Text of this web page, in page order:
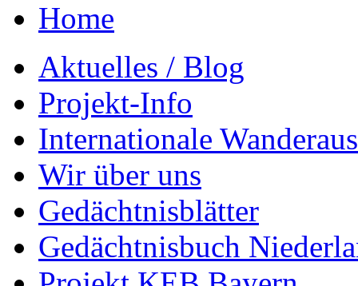
Home
Aktuelles / Blog
Projekt-Info
Internationale
Wir über uns
Gedächtnisblätter
Gedächtnisbuch